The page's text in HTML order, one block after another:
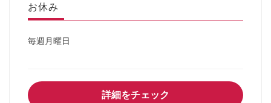
お休み
毎週月曜日
詳細をチェック